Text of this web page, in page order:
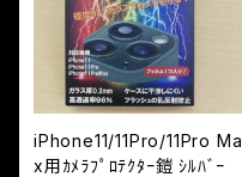
iPhone11/11Pro/11Pro Ma
x用ｶﾒﾗﾌﾟﾛﾃｸﾀｰ鎧 ｼﾙﾊﾞｰ